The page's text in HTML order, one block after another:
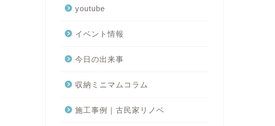
youtube
イベント情報
今日の出来事
収納ミニマムコラム
施工事例｜古民家リノベ